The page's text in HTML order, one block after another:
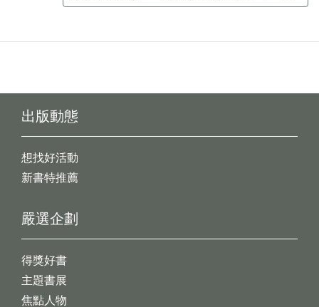
出版動態
想找好活動
新書特推薦
嚴選企劃
得獎好書
主題書展
焦點人物